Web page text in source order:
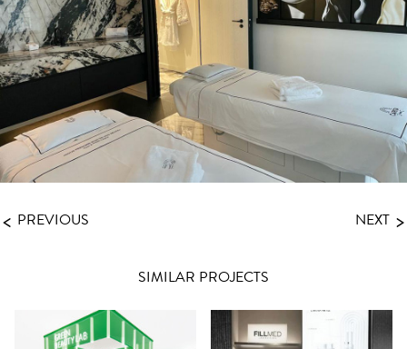
< PREVIOUS NEXT >
SIMILAR PROJECTS